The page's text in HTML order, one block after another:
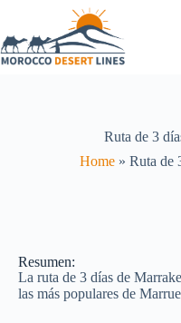
Ruta de 3
Home» Ruta de
Resumen:
La ruta de 3 días de
las más populares de